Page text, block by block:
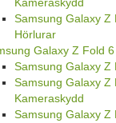
Kameraskydd
Samsung Galaxy Z
Hörlurar
Galaxy Z Fold 6
Samsung Galaxy Z
Samsung Galaxy Z
Kameraskydd
Samsung Galaxy Z